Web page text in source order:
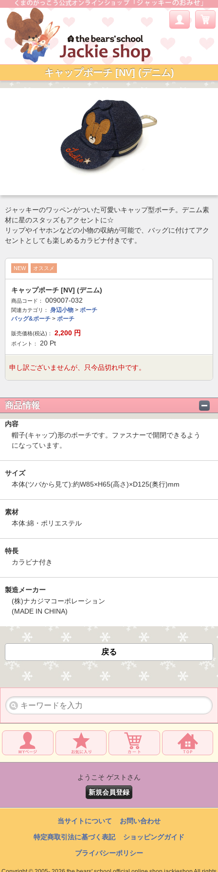
キャップポーチ [NV] (デニム)
ジャッキーのワッペンがついた可愛いキャップ型ポーチ。デニム素
材に星のスタッズもアクセントに☆
リップやイヤホンなどの小物の収納が可能で、バッグに付けてアク
セントとしても楽しめるカラビナ付きです。
NEW オススメ
キャップポーチ [NV] (デニム)
商品コード： 009007-032
関連カテゴリ： 身辺小物 > ポーチ
バッグ&ポーチ > ポーチ
販売価格(税込)： 2,200 円
ポイント： 20 Pt
申し訳ございませんが、只今品切れ中です。
商品情報
内容
帽子(キャップ)形のポーチです。ファスナーで開閉できるよう
になっています。
サイズ
本体(ツバから見て):約W85×H65(高さ)×D125(奥行)mm
素材
本体:綿・ポリエステル
特長
カラビナ付き
製造メーカー
(株)ナカジマコーポレーション
(MADE IN CHINA)
戻る
ようこそ ゲストさん
新規会員登録
当サイトについて お問い合わせ
特定商取引法に基づく表記 ショッピングガイド
プライバシーポリシー